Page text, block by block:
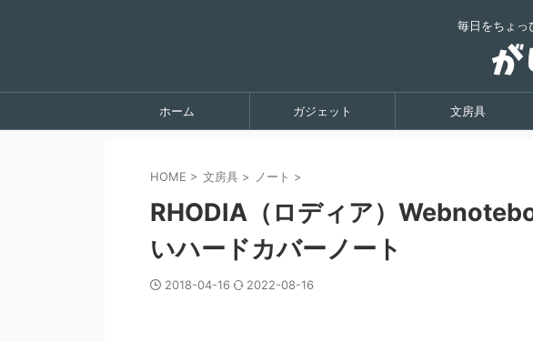
毎日をちょっ
ホーム ガジェット 文房具
HOME > 文房具 > ノート >
RHODIA（ロディア）
いハードカバーノート
2018-04-16 2022-08-16